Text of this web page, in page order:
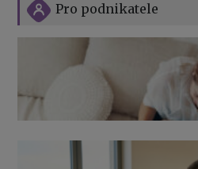
Pro podnikatele